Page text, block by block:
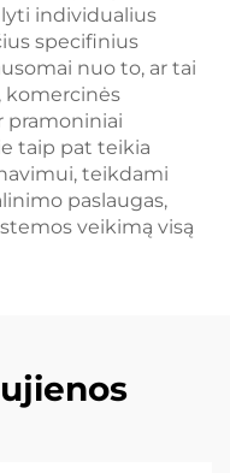
individualius
specifinius
nuo to, ar tai
komercinės
pramoniniai
taip pat teikia
teikdami
paslaugas,
veikimą visą